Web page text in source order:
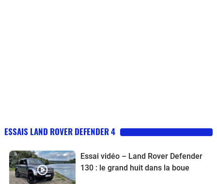
ESSAIS LAND ROVER DEFENDER 4
Essai vidéo – Land Rover Defender
130 : le grand huit dans la boue